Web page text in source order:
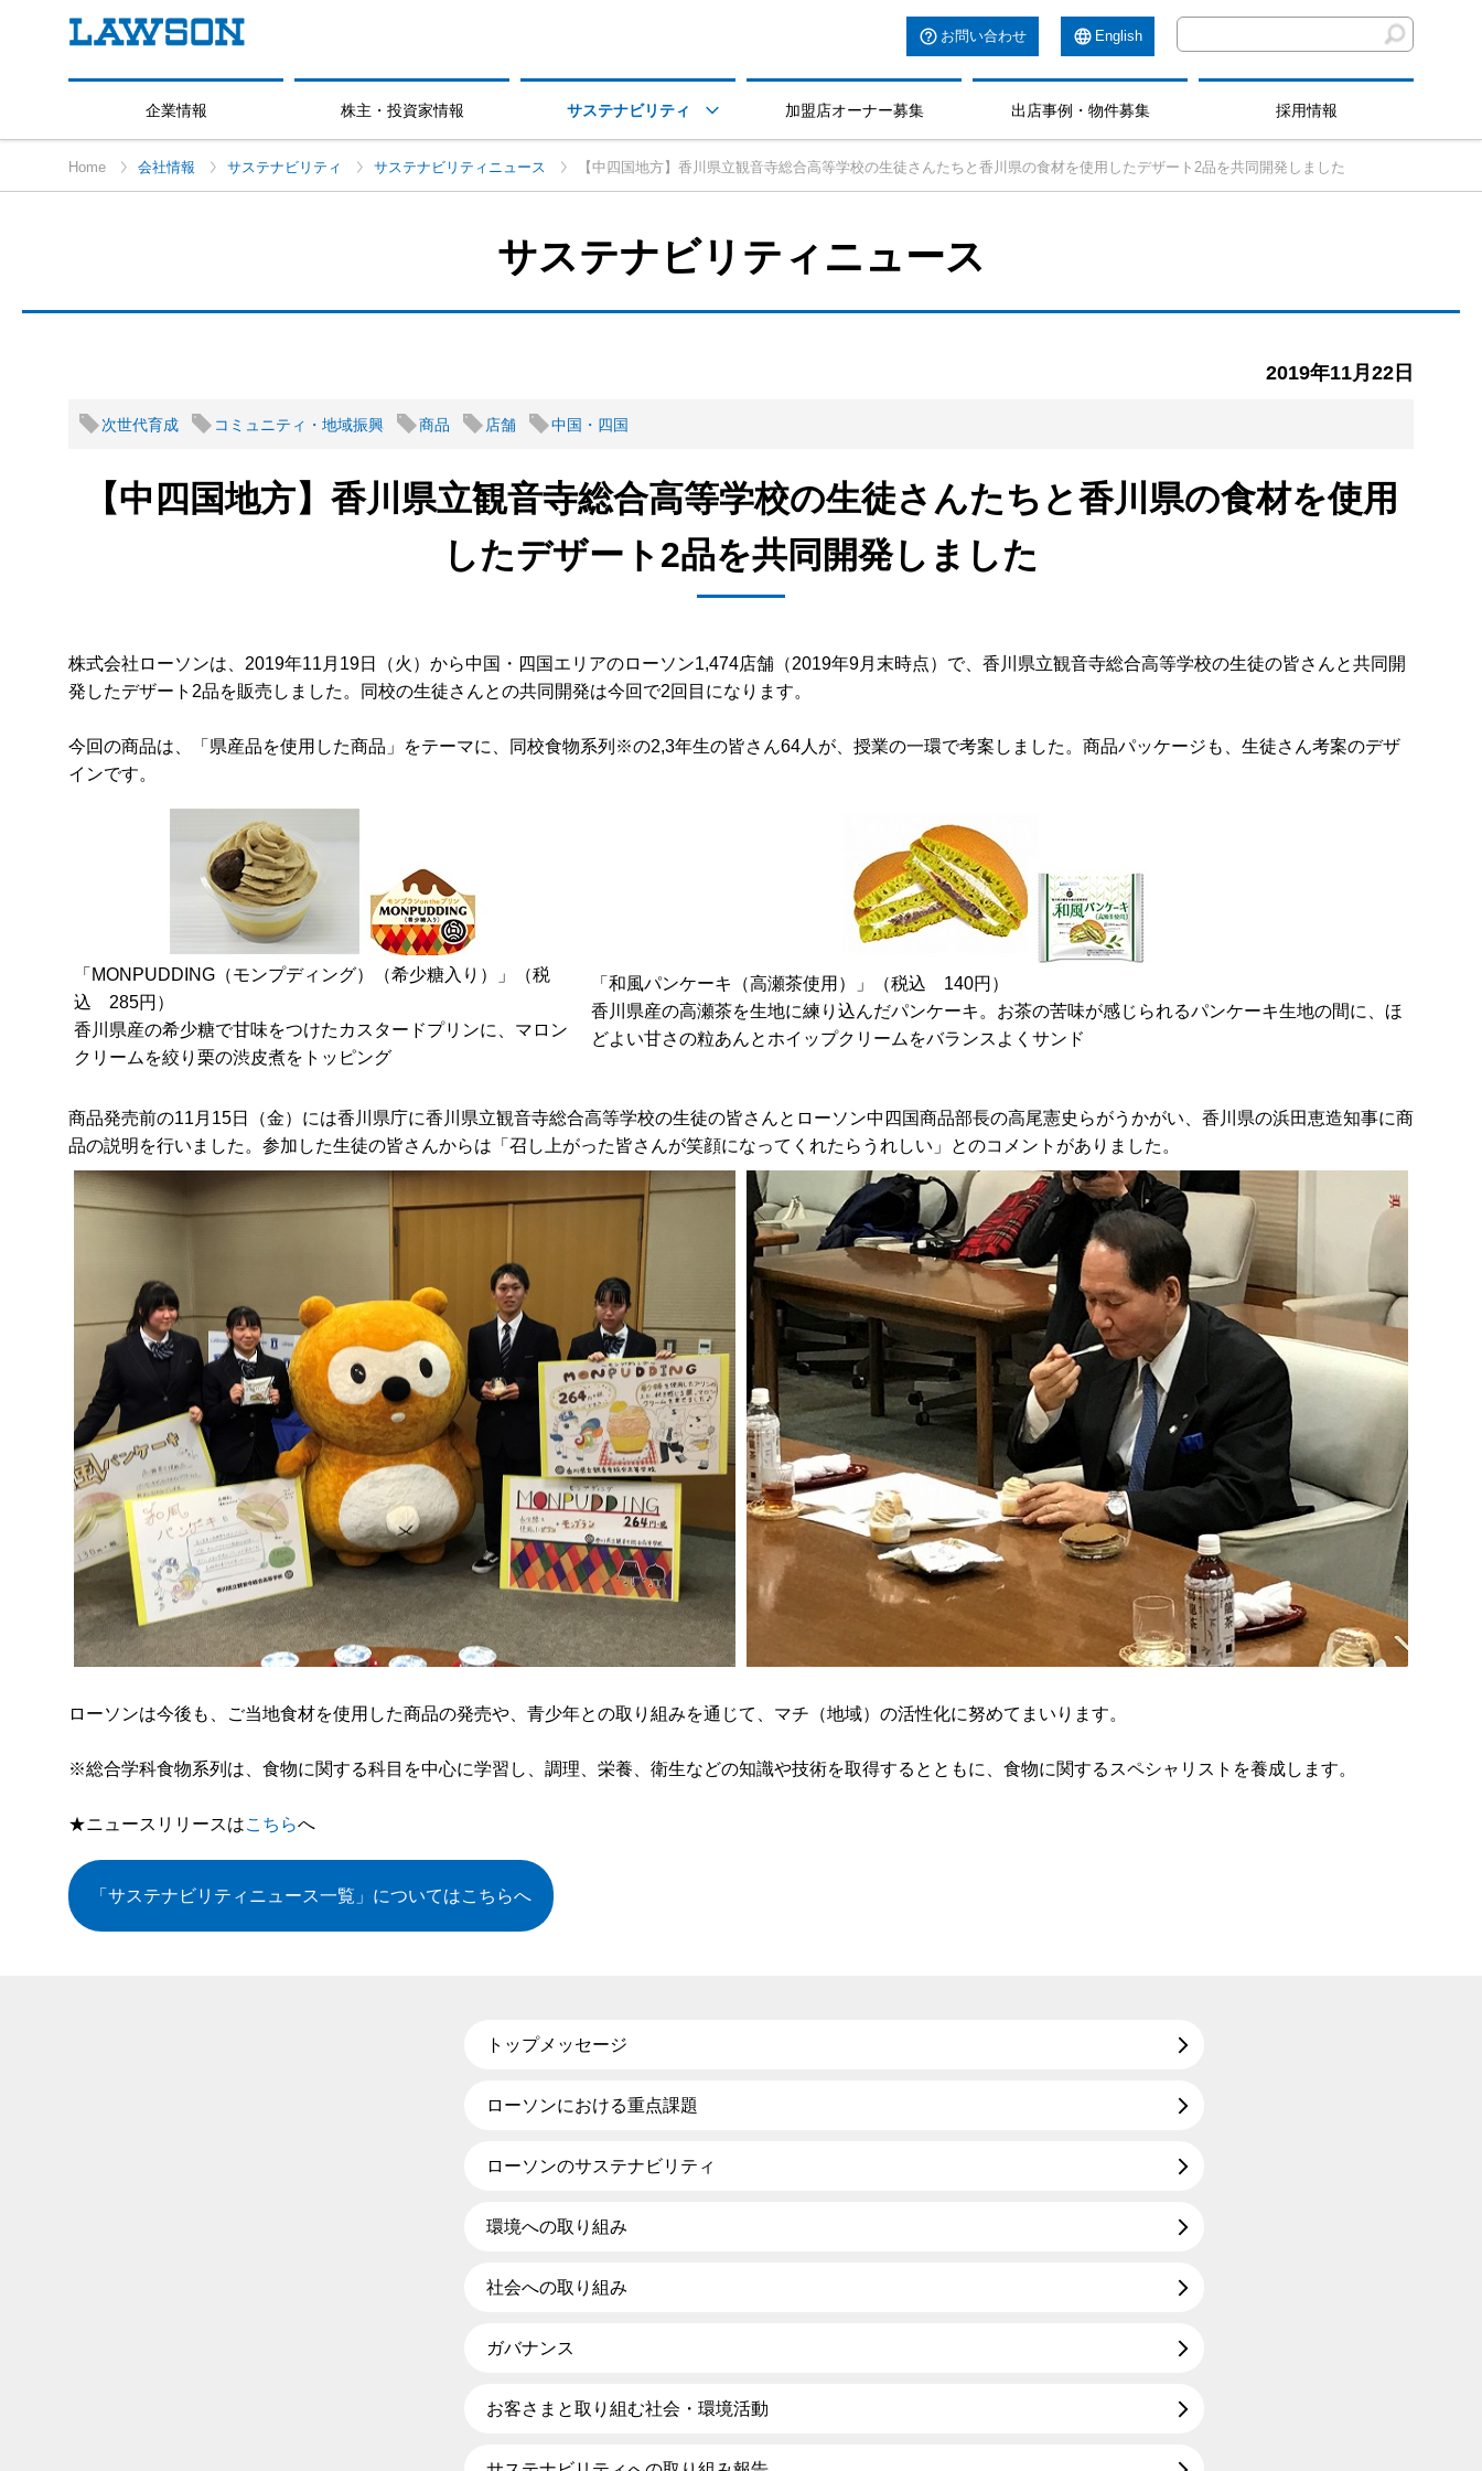
お問い合わせ English
企業情報 株主・投資家情報 サステナビリティ  加盟店オーナー募集 出店事例・物件募集 採用情報
Home 会社情報 サステナビリティ サステナビリティニュース 【中四国地方】香川県立観音寺総合高等学校の生徒さんたちと香川県の食材を使用したデザート2品を共同開発しました
サステナビリティニュース
2019年11月22日
次世代育成 コミュニティ・地域振興 商品 店舗 中国・四国
【中四国地方】香川県立観音寺総合高等学校の生徒さんたちと香川県の食材を使用
したデザート2品を共同開発しました
株式会社ローソンは、2019年11月19日（火）から中国・四国エリアのローソン1,474店舗（2019年9月末時点）で、香川県立観音寺総合高等学校の生徒の皆さんと共同開
発したデザート2品を販売しました。同校の生徒さんとの共同開発は今回で2回目になります。
今回の商品は、「県産品を使用した商品」をテーマに、同校食物系列※の2,3年生の皆さん64人が、授業の一環で考案しました。商品パッケージも、生徒さん考案のデザ
インです。
「MONPUDDING（モンプディング）（希少糖入り）」（税
込 285円）
香川県産の希少糖で甘味をつけたカスタードプリンに、マロン
クリームを絞り栗の渋皮煮をトッピング
「和風パンケーキ（高瀬茶使用）」（税込 140円）
香川県産の高瀬茶を生地に練り込んだパンケーキ。お茶の苦味が感じられるパンケーキ生地の間に、ほ
どよい甘さの粒あんとホイップクリームをバランスよくサンド
商品発売前の11月15日（金）には香川県庁に香川県立観音寺総合高等学校の生徒の皆さんとローソン中四国商品部長の高尾憲史らがうかがい、香川県の浜田恵造知事に商
品の説明を行いました。参加した生徒の皆さんからは「召し上がった皆さんが笑顔になってくれたらうれしい」とのコメントがありました。
ローソンは今後も、ご当地食材を使用した商品の発売や、青少年との取り組みを通じて、マチ（地域）の活性化に努めてまいります。
※総合学科食物系列は、食物に関する科目を中心に学習し、調理、栄養、衛生などの知識や技術を取得するとともに、食物に関するスペシャリストを養成します。
★ニュースリリースはこちらへ
「サステナビリティニュース一覧」 についてはこちらへ
トップメッセージ
ローソンにおける重点課題
ローソンのサステナビリティ
環境への取り組み
社会への取り組み
ガバナンス
お客さまと取り組む社会・環境活動